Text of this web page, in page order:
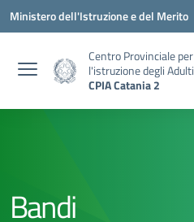
Vai ai contenuti
Vai al menu di navigazione
Vai al footer
Ministero dell'Istruzione e del Merito
Centro Provinciale per
l'istruzione degli Adulti
CPIA Catania 2
Bandi